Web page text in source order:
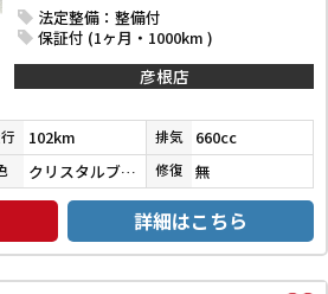
法定整備：整備付
保証付 (1ヶ月・1000km )
彦根店
102km 排気 660cc
クリスタルブラックパール 修復 無
詳細はこちら